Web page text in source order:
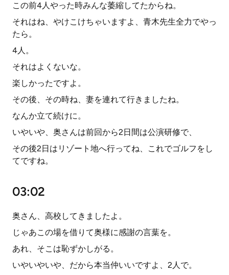
この前4人やった時みんな萎縮してたからね。
それはね、やけこけちゃいますよ、青木先生全力でやっ
たら。
4人。
それはよくないな。
楽しかったですよ。
その後、その時ね、妻を連れて行きましたね。
なんか立て続けに。
いやいや、奥さんは前回から2日間は公演研修で、
その後2日はリゾート地へ行ってね、これでゴルフをし
てですね。
03:02
奥さん、高校してきましたよ。
じゃあこの場を借りて奥様に感謝の言葉を。
あれ、そこは恥ずかしがる。
いやいやいや、だから本当仲いいですよ、2人で。